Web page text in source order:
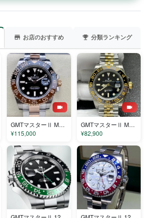
お店のおすすめ 分類ランキング
GMTマスターⅡ M126711CHNR コピー
¥115,000
GMTマスターⅡ M126713GRNR コピー
¥82,900